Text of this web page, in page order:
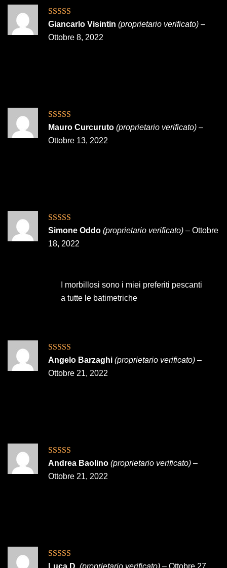
Valutato5su
5
Giancarlo Visintin (proprietario verificato) –
Ottobre 8, 2022
Valutato5su
5
Mauro Curcuruto (proprietario verificato) –
Ottobre 13, 2022
Valutato5su
5
Simone Oddo (proprietario verificato) – Ottobre
18, 2022
I morbillosi sono i miei preferiti pescanti
a tutte le batimetriche
Valutato 5su
5
Angelo Barzaghi (proprietario verificato) –
Ottobre 21, 2022
Valutato 5su
5
Andrea Baolino (proprietario verificato) –
Ottobre 21, 2022
Valutato 5su
Luca D. (proprietario verificato) – Ottobre 27,